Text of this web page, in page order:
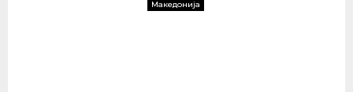
Македонија